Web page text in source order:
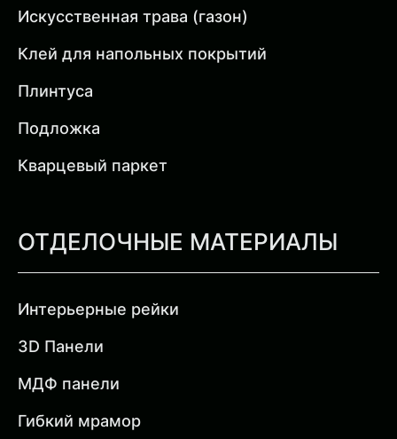
Искусственная трава (газон)
Клей для напольных покрытий
Плинтуса
Подложка
Кварцевый паркет
ОТДЕЛОЧНЫЕ МАТЕРИАЛЫ
Интерьерные рейки
3D Панели
МДФ панели
Гибкий мрамор